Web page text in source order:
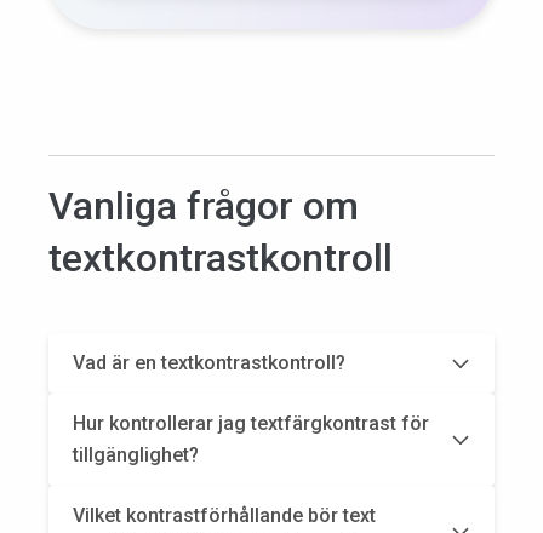
Vanliga frågor om
textkontrastkontroll
Vad är en textkontrastkontroll?
Hur kontrollerar jag textfärgkontrast för
tillgänglighet?
Vilket kontrastförhållande bör text